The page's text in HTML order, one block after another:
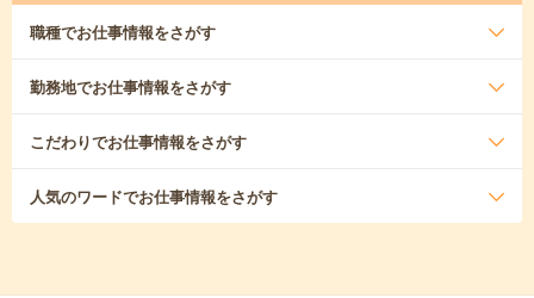
職種でお仕事情報をさがす
勤務地でお仕事情報をさがす
こだわりでお仕事情報をさがす
人気のワードでお仕事情報をさがす